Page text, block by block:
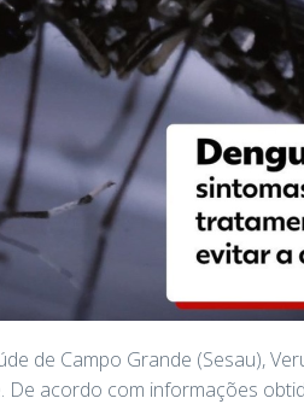
de Campo Grande (Sesau),
De acordo com informações